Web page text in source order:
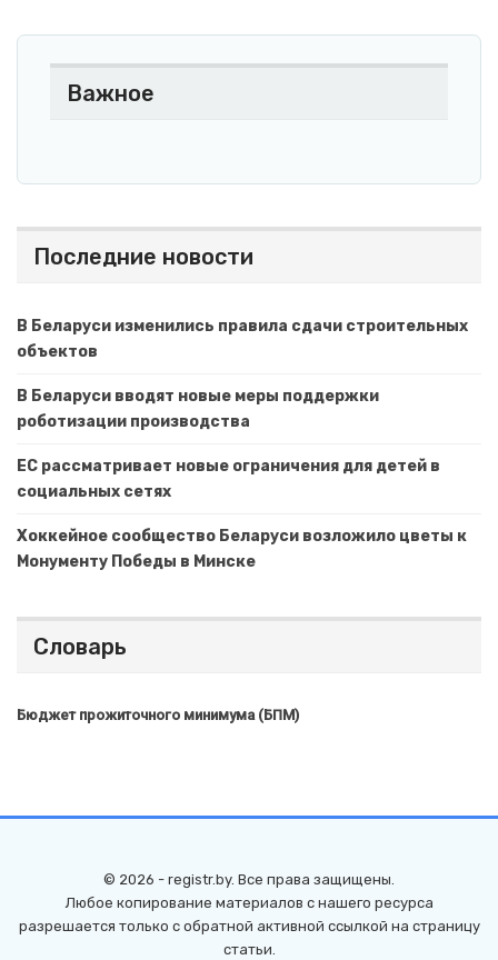
Важное
Последние новости
В Беларуси изменились правила сдачи строительных
объектов
В Беларуси вводят новые меры поддержки
роботизации производства
ЕС рассматривает новые ограничения для детей в
социальных сетях
Хоккейное сообщество Беларуси возложило цветы к
Монументу Победы в Минске
Словарь
Бюджет прожиточного минимума (БПМ)
© 2026 - registr.by. Все права защищены.
Любое копирование материалов с нашего ресурса
разрешается только с обратной активной ссылкой на страницу
статьи.